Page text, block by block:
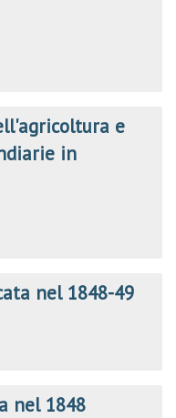
e
in
nel 1848-49
nel 1848